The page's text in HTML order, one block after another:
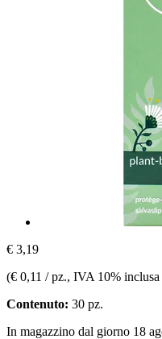
€ 3,19
(€ 0,11 / pz., IVA 10% inclusa
Contenuto: 30 pz.
In magazzino dal giorno 18